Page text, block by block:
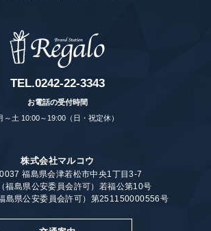
TEL.0242-22-3343
お電話の受付時間
～土 10:00～19:00（日・祝定休）
株式会社マルコウ
福島県会津若松市中央1丁目3-7
福島県公安委員会許可）若福公第10号
島県公安委員会許可）第251150000556号